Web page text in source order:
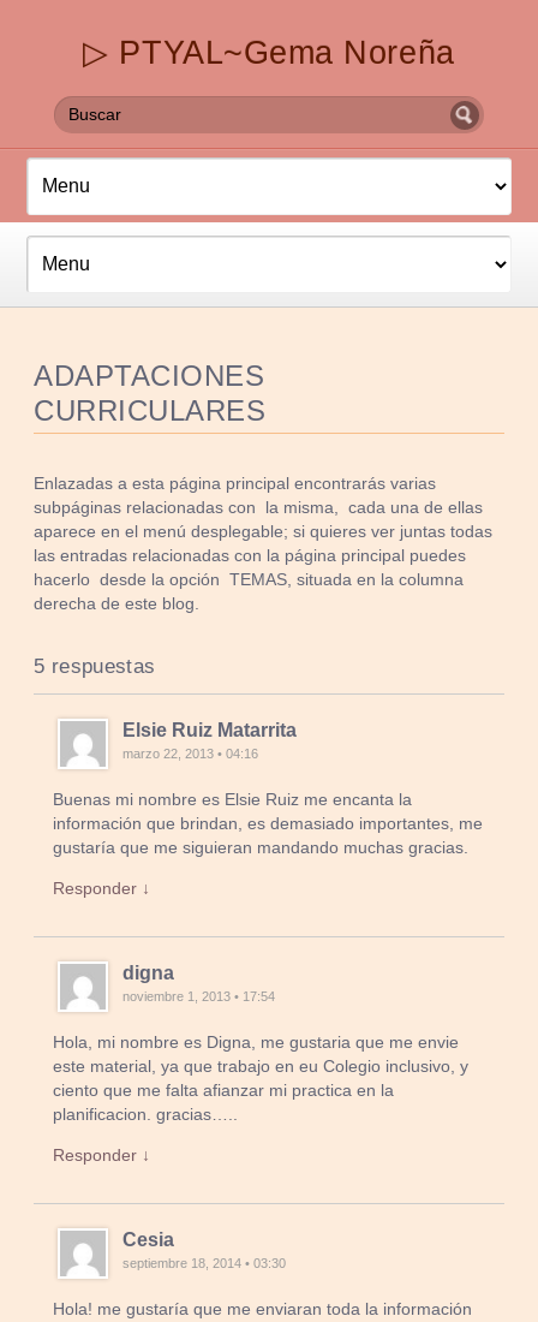
▷ PTYAL~Gema Noreña
ADAPTACIONES
CURRICULARES
Enlazadas a esta página principal encontrarás varias
subpáginas relacionadas con la misma, cada una de ellas
aparece en el menú desplegable; si quieres ver juntas todas
las entradas relacionadas con la página principal puedes
hacerlo desde la opción TEMAS, situada en la columna
derecha de este blog.
5 respuestas
Elsie Ruiz Matarrita
marzo 22, 2013 • 04:16
Buenas mi nombre es Elsie Ruiz me encanta la
información que brindan, es demasiado importantes, me
gustaría que me siguieran mandando muchas gracias.
Responder ↓
digna
noviembre 1, 2013 • 17:54
Hola, mi nombre es Digna, me gustaria que me envie
este material, ya que trabajo en eu Colegio inclusivo, y
ciento que me falta afianzar mi practica en la
planificacion. gracias…..
Responder ↓
Cesia
septiembre 18, 2014 • 03:30
Hola! me gustaría que me enviaran toda la información